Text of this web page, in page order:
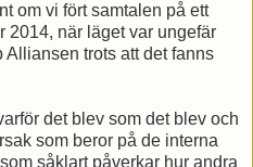
om vi fört samtalen på ett
2014, när läget var ungefär
Alliansen trots att det fanns
det blev som det blev och
som beror på de interna
såklart påverkar hur andra